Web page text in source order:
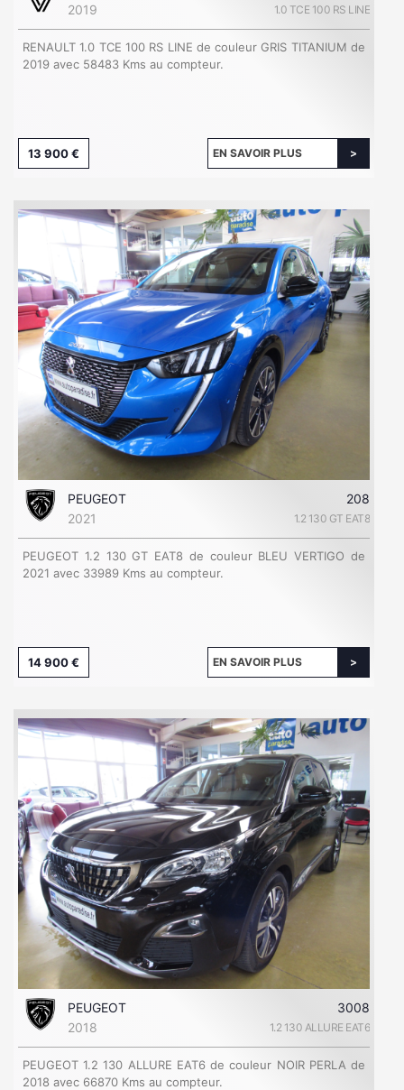
2019 1.0 TCE 100 RS LINE
RENAULT 1.0 TCE 100 RS LINE de couleur GRIS TITANIUM de
2019 avec 58483 Kms au compteur.
13 900 € EN SAVOIR PLUS
PEUGEOT
208
2021
1.2 130 GT EAT8
PEUGEOT 1.2 130 GT EAT8 de couleur BLEU VERTIGO de
2021 avec 33989 Kms au compteur.
14 900 € EN SAVOIR PLUS
PEUGEOT
3008
2018
1.2 130 ALLURE EAT6
PEUGEOT 1.2 130 ALLURE EAT6 de couleur NOIR PERLA de
2018 avec 66870 Kms au compteur.